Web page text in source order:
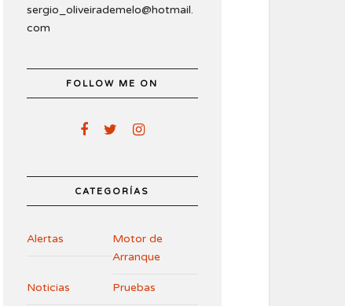
sergio_oliveirademelo@hotmail.
com
FOLLOW ME ON
CATEGORÍAS
Alertas
Motor de
Arranque
Noticias Pruebas